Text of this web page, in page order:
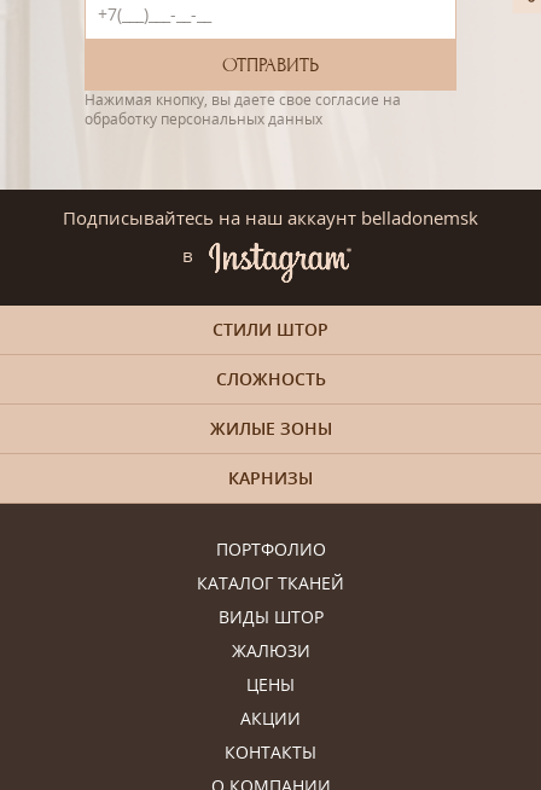
Нажимая кнопку, вы даете свое согласие на
обработку персональных данных
Подписывайтесь на наш аккаунт belladonemsk
в
ПОРТФОЛИО
КАТАЛОГ ТКАНЕЙ
ВИДЫ ШТОР
ЖАЛЮЗИ
ЦЕНЫ
АКЦИИ
КОНТАКТЫ
О КОМПАНИИ
СТИЛИ ШТОР
СЛОЖНОСТЬ
ЖИЛЫЕ ЗОНЫ
КАРНИЗЫ